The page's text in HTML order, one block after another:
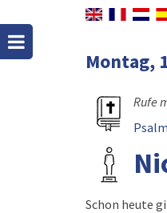
Montag,
Rufe
Schon heute